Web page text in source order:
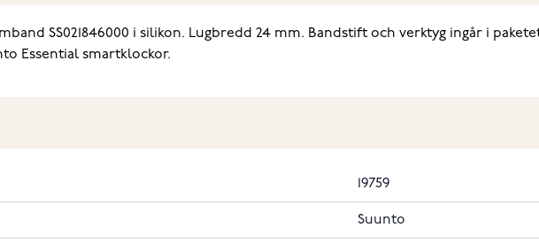
SS021846000 i silikon. Lugbredd 24 mm. Bandstift och verktyg ingår i
Essential smartklockor.
19759
Suunto